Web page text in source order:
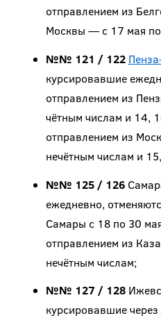
отправлением из
Москвы — с 17 мая
№№ 121 / 122
курсировавшие
отправлением из
чётным числам и 14,
отправлением из
нечётным числам и
№№ 125 / 126
ежедневно,
Самары с 18 по 30
отправлением из
нечётным числам;
№№ 127 / 128
курсировавшие